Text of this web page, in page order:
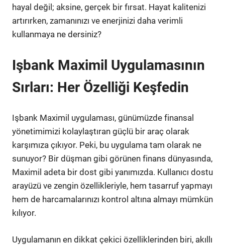
hayal değil; aksine, gerçek bir fırsat. Hayat kalitenizi
artırırken, zamanınızı ve enerjinizi daha verimli
kullanmaya ne dersiniz?
Işbank Maximil Uygulamasının
Sırları: Her Özelliği Keşfedin
Işbank Maximil uygulaması, günümüzde finansal
yönetimimizi kolaylaştıran güçlü bir araç olarak
karşımıza çıkıyor. Peki, bu uygulama tam olarak ne
sunuyor? Bir düşman gibi görünen finans dünyasında,
Maximil adeta bir dost gibi yanımızda. Kullanıcı dostu
arayüzü ve zengin özellikleriyle, hem tasarruf yapmayı
hem de harcamalarınızı kontrol altına almayı mümkün
kılıyor.
Uygulamanın en dikkat çekici özelliklerinden biri, akıllı